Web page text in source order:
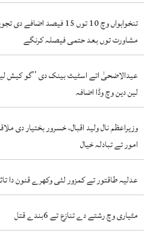
تنخواہواں وچ 10 توں 15 فیصد
مشاورت توں بعد حتمی فیصلہ کرنگے
عیدالاضحیٰ اتے اسٹیٹ بینک دی ’’گو کیش
لین دین وچ وڈا اضافہ
وزیراعظم نال ولید اقبال، خسرور بختیار دی
امور تے تبادلہ خیال
عدلیہ طاقتور تے کمزور لئی وکھرے قنون دا
مٹیاری وچ رشتے دے تنازع تے 6بندے قتل